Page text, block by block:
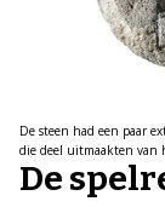
De steen had een paar
die deel uitmaakten van
De